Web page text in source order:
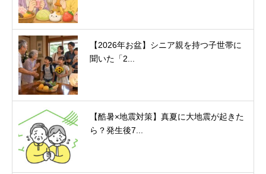
【2026年お盆】シニア親を持つ子世帯に
聞いた「2...
【酷暑×地震対策】真夏に大地震が起きた
ら？発生後7...